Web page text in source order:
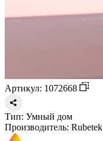
Артикул: 1072668
Тип: Умный дом
Производитель: Rubetek